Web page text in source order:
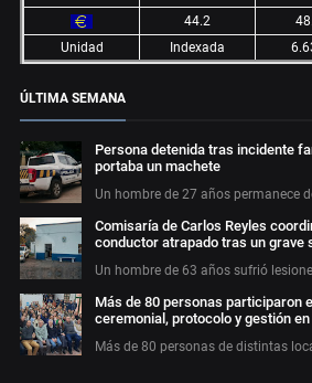
44.2
Unidad
Indexada
ÚLTIMA SEMANA
Persona detenida tras incidente
portaba un machete
Un hombre de 27 años permanece
Comisaría de Carlos Reyles
conductor atrapado tras un grave
Un hombre de 63 años sufrió
Más de 80 personas participaron
ceremonial, protocolo y gestión
Más de 80 personas de distintas